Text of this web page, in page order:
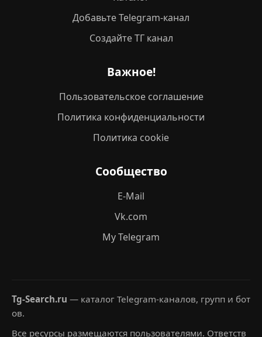
Добавьте Telegram-канал
Создайте ТГ канал
Важное!
Пользовательское соглашение
Политика конфиденциальности
Политика cookie
Сообщество
E-Mail
Vk.com
My Telegram
Tg-Search.ru — каталог Telegram-каналов, групп и бот
ов.
Все ресурсы размещаются пользователями. Ответств